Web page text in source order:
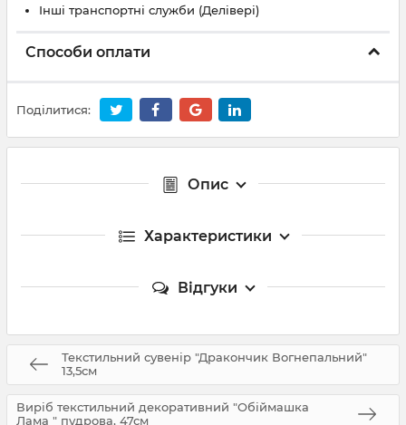
Інші транспортні служби (Делівері)
Способи оплати
Поділитися:
Опис
Характеристики
Відгуки
Текстильний сувенір "Дракончик Вогнепальний"
13,5см
Виріб текстильний декоративний "Обіймашка
Лама " пудрова, 47см